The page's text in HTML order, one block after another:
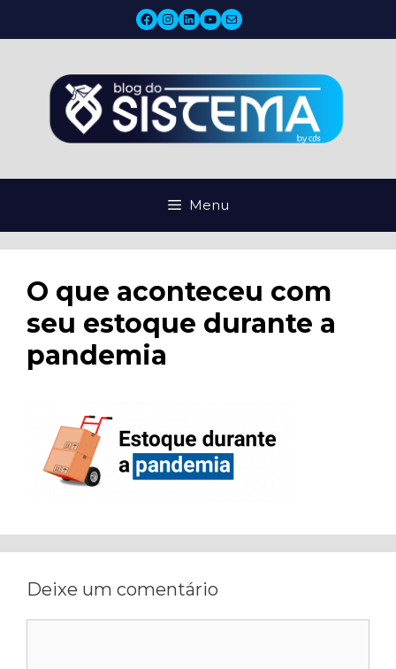
conteúdo
Facebook
Instagram
LinkedIn
YouTube
Mail
Menu
O que aconteceu com
seu estoque durante a
pandemia
Deixe um comentário